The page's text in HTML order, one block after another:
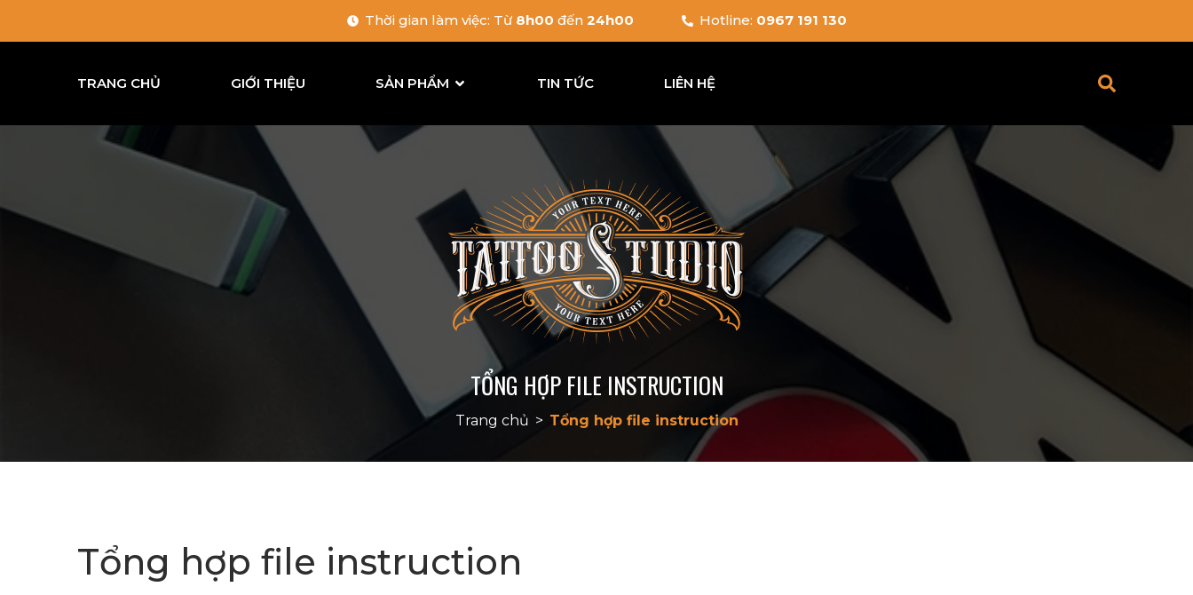
Thời gian làm việc: Từ 8h00 đến 24h00 Hotline: 0967 191 130
TRANG CHỦ GIỚI THIỆU SẢN PHẨM TIN TỨC LIÊN HỆ
TỔNG HỢP FILE INSTRUCTION
Trang chủ > Tổng hợp file instruction
Tổng hợp file instruction